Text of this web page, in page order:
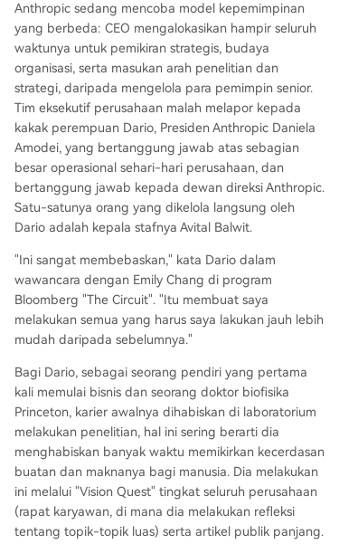
Anthropic sedang mencoba model kepemimpinan
yang berbeda: CEO mengalokasikan hampir seluruh
waktunya untuk pemikiran strategis, budaya
organisasi, serta masukan arah penelitian dan
strategi, daripada mengelola para pemimpin senior.
Tim eksekutif perusahaan malah melapor kepada
kakak perempuan Dario, Presiden Anthropic Daniela
Amodei, yang bertanggung jawab atas sebagian
besar operasional sehari-hari perusahaan, dan
bertanggung jawab kepada dewan direksi Anthropic.
Satu-satunya orang yang dikelola langsung oleh
Dario adalah kepala stafnya Avital Balwit.
"Ini sangat membebaskan," kata Dario dalam
wawancara dengan Emily Chang di program
Bloomberg "The Circuit". "Itu membuat saya
melakukan semua yang harus saya lakukan jauh lebih
mudah daripada sebelumnya."
Bagi Dario, sebagai seorang pendiri yang pertama
kali memulai bisnis dan seorang doktor biofisika
Princeton, karier awalnya dihabiskan di laboratorium
melakukan penelitian, hal ini sering berarti dia
menghabiskan banyak waktu memikirkan kecerdasan
buatan dan maknanya bagi manusia. Dia melakukan
ini melalui "Vision Quest" tingkat seluruh perusahaan
(rapat karyawan, di mana dia melakukan refleksi
tentang topik-topik luas) serta artikel publik panjang.